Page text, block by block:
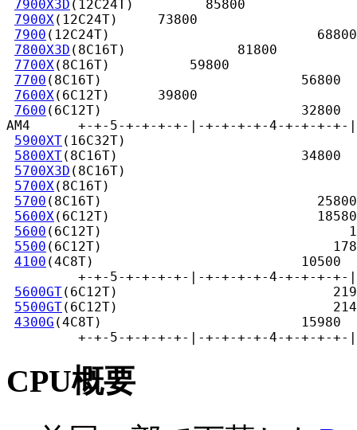
7900X3D (12C24T)         85800
7900X (12C24T)     73800
7900 (12C24T)                          68800
7800X3D (8C16T)              81800
7700X (8C16T)          59800
7700 (8C16T)                         56800
7600X (6C12T)      39800
7600 (6C12T)                         32800
AM4      +-+-5-+-+-+-+-|-+-+-+-+-4-+-+-+-+-|-
5900XT(16C32T)
5800XT(8C16T)                       34800
5700X3D (8C16T)
5700X (8C16T)
5700 (8C16T)                           25800
5600X (6C12T)                          18580
5600 (6C12T)
5500 (6C12T)
4100 (4C8T)                          10500
+-+-5-+-+-+-+-|-+-+-+-+-4-+-+-+-
5600GT(6C12T)
5500GT(6C12T)
4300G (4C8T)                         15980
+-+-5-+-+-+-+-|-+-+-+-+-4-+-+-+-
CPU概要